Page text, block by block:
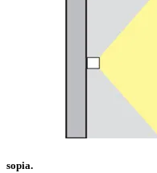
sopia.